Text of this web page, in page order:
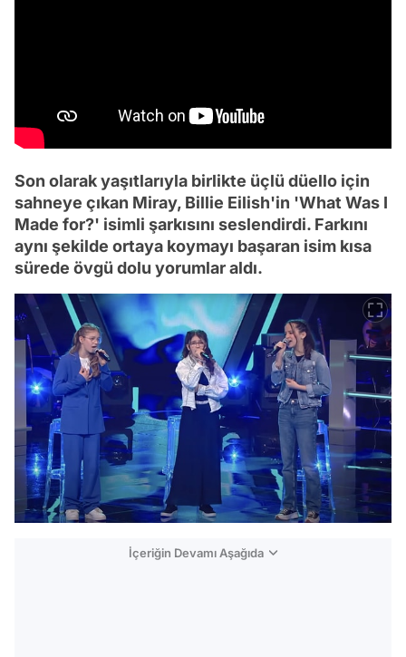
Son olarak yaşıtlarıyla birlikte üçlü düello için
sahneye çıkan Miray, Billie Eilish'in 'What Was I
Made for?' isimli şarkısını seslendirdi. Farkını
aynı şekilde ortaya koymayı başaran isim kısa
sürede övgü dolu yorumlar aldı.
İçeriğin Devamı Aşağıda